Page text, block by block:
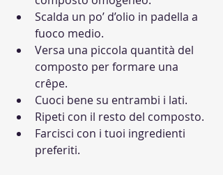
Scalda un po’ d’olio in padella a
fuoco medio.
Versa una piccola quantità del
composto per formare una
crêpe.
Cuoci bene su entrambi i lati.
Ripeti con il resto del composto.
Farcisci con i tuoi ingredienti
preferiti.